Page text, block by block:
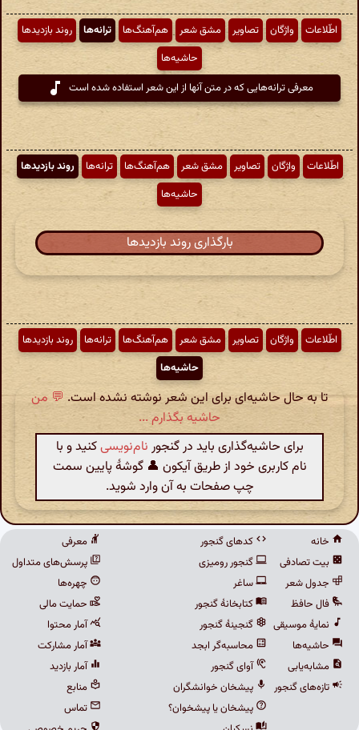
اطّلاعات واژگان تصاویر مشق شعر هم‌آهنگ‌ها ترانه‌ها
روند بازدیدها
حاشیه‌ها
معرفی ترانه‌هایی که در متن آنها از این شعر استفاده شده است
اطّلاعات واژگان تصاویر مشق شعر هم‌آهنگ‌ها ترانه‌ها
روند بازدیدها
حاشیه‌ها
بارگذاری روند بازدیدها
اطّلاعات واژگان تصاویر مشق شعر هم‌آهنگ‌ها ترانه‌ها
روند بازدیدها
حاشیه‌ها
تا به حال حاشیه‌ای برای این شعر نوشته نشده است. 💬 من
حاشیه بگذارم ...
برای حاشیه‌گذاری باید در گنجور نام‌نویسیکنید و با
نام کاربری خود از طریق آیکون 👤 گوشهٔ پایین سمت
چپ صفحات به آن وارد شوید.
خانه
بیت تصادفی
جدول شعر
فال حافظ
نمایهٔ موسیقی
حاشیه‌ها
مشابه‌یابی
تازه‌های گنجور
کدهای گنجور
گنجور رومیزی
ساغر
کتابخانهٔ گنجور
گنجینهٔ گنجور
محاسبه‌گر ابجد
آوای گنجور
پیشخان خوانشگران
پیشخان یا پیشخوان؟
معرفی
پرسش‌های متداول
چهره‌ها
حمایت مالی
آمار محتوا
آمار مشارکت
آمار بازدید
منابع
تماس